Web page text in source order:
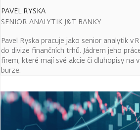
PAVEL RYSKA
SENIOR ANALYTIK J&T BANKY
Pavel Ryska pracuje jako senior analytik v
do divize finančních trhů. Jádrem jeho
firem, které mají své akcie či dluhopisy na
burze.